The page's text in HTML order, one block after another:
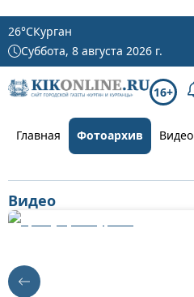
26°CКурган
Суббота, 8 августа 2026 г.
16+
Главная Фотоархив Видео
Видео